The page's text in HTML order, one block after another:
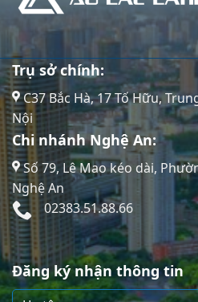
Trụ sở chính:
C37 Bắc Hà, 17 Tố Hữu,
Nội
Chi nhánh Nghệ An:
Số 79, Lê Mao kéo dài,
Nghệ An
02383.51.88.66
Đăng ký nhận thông tin